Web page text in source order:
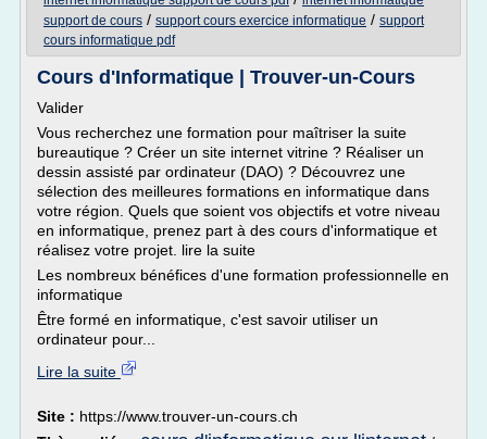
support de cours / support cours exercice informatique / support
cours informatique pdf
Cours d'Informatique | Trouver-un-Cours
Valider
Vous recherchez une formation pour maîtriser la suite
bureautique ? Créer un site internet vitrine ? Réaliser un
dessin assisté par ordinateur (DAO) ? Découvrez une
sélection des meilleures formations en informatique dans
votre région. Quels que soient vos objectifs et votre niveau
en informatique, prenez part à des cours d'informatique et
réalisez votre projet. lire la suite
Les nombreux bénéfices d'une formation professionnelle en
informatique
Être formé en informatique, c'est savoir utiliser un
ordinateur pour...
Lire la suite
Site : https://www.trouver-un-cours.ch